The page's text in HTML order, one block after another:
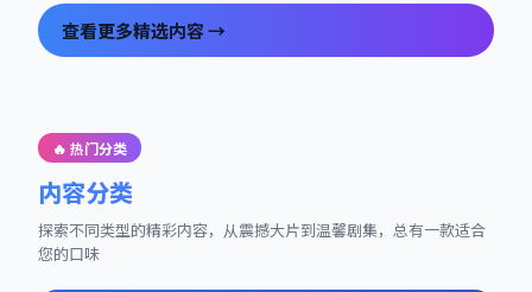
查看更多精选内容 →
🔥 热门分类
内容分类
探索不同类型的精彩内容，从震撼大片到温馨剧集，总有一款适合
您的口味